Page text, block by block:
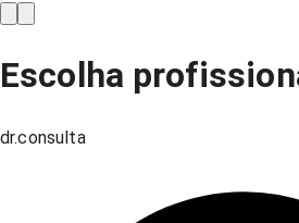
Escolha
dr.consulta